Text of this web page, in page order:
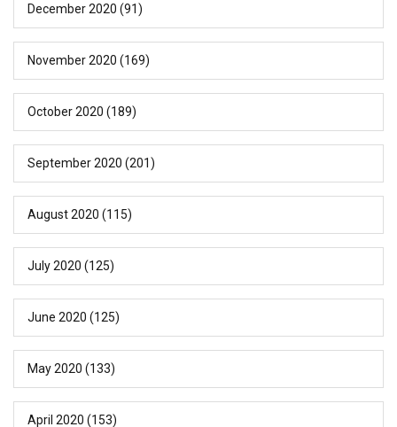
December 2020 (91)
November 2020 (169)
October 2020 (189)
September 2020 (201)
August 2020 (115)
July 2020 (125)
June 2020 (125)
May 2020 (133)
April 2020 (153)